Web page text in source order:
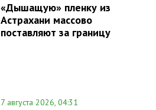
«Дышащую» пленку из
Астрахани массово
поставляют за границу
7 августа 2026, 04:31